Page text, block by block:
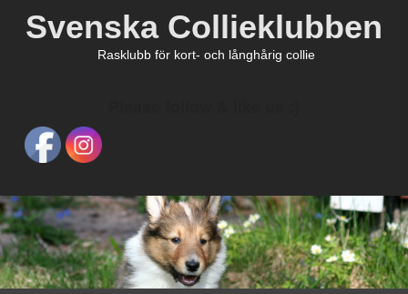
Svenska Collieklubben
Rasklubb för kort- och långhårig collie